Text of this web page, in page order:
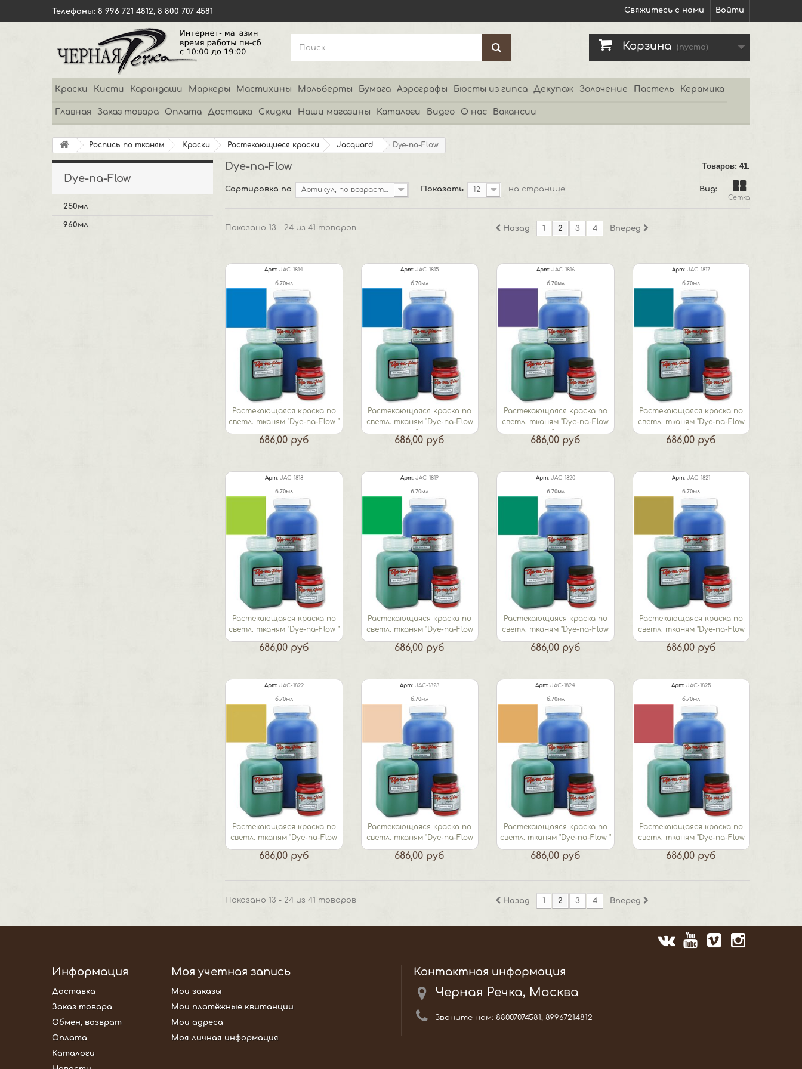
Войти
Свяжитесь с нами
Телефоны: 8 996 721 4812, 8 800 707 4581
Корзина (пусто)
Краски Кисти Карандаши Маркеры Мастихины Мольберты Бумага Аэрографы Бюсты из гипса Декупаж Золочение Пастель Керамика
Главная Заказ товара Оплата Доставка Скидки Наши магазины Каталоги Видео О нас Вакансии
Роспись по тканям Краски Растекающиеся краски Jacquard Dye-na-Flow
Dye-na-Flow
250мл
960мл
Dye-na-Flow Товаров: 41.
Вид:
Сетка
Сортировка по Артикул, по возрастанию Показать 12 на странице
Назад 1 2 3 4 Вперед
Показано 13 - 24 из 41 товаров
Арт: JAC-1814
б.70мл
Растекающаяся краска по
светл. тканям "Dye-na-Flow "
лазурь
686,00 руб
Арт: JAC-1815
б.70мл
Растекающаяся краска по
светл. тканям "Dye-na-Flow
"...
686,00 руб
Арт: JAC-1816
б.70мл
Растекающаяся краска по
светл. тканям "Dye-na-Flow
"...
686,00 руб
Арт: JAC-1817
б.70мл
Растекающаяся краска по
светл. тканям "Dye-na-Flow
"...
686,00 руб
Арт: JAC-1818
б.70мл
Растекающаяся краска по
светл. тканям "Dye-na-Flow "
шартрез
686,00 руб
Арт: JAC-1819
б.70мл
Растекающаяся краска по
светл. тканям "Dye-na-Flow
"...
686,00 руб
Арт: JAC-1820
б.70мл
Растекающаяся краска по
светл. тканям "Dye-na-Flow
"...
686,00 руб
Арт: JAC-1821
б.70мл
Растекающаяся краска по
светл. тканям "Dye-na-Flow
"...
686,00 руб
Арт: JAC-1822
б.70мл
Растекающаяся краска по
светл. тканям "Dye-na-Flow
"...
686,00 руб
Арт: JAC-1823
б.70мл
Растекающаяся краска по
светл. тканям "Dye-na-Flow
экрю
686,00 руб
Арт: JAC-1824
б.70мл
Растекающаяся краска по
светл. тканям "Dye-na-Flow "
охра
686,00 руб
Арт: JAC-1825
б.70мл
Растекающаяся краска по
светл. тканям "Dye-na-Flow
"...
686,00 руб
Назад 1 2 3 4 Вперед
Показано 13 - 24 из 41 товаров
Информация
Доставка
Заказ товара
Обмен, возврат
Оплата
Каталоги
Моя учетная запись
Мои заказы
Мои платёжные квитанции
Мои адреса
Моя личная информация
Контактная информация
Черная Речка, Москва
Звоните нам: 88007074581, 89967214812